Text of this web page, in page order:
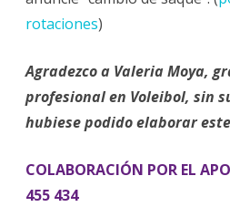
rotaciones)
Agradezco a Valeria Moya,
profesional en Voleibol, sin
hubiese podido elaborar
COLABORACIÓN POR EL
455 434